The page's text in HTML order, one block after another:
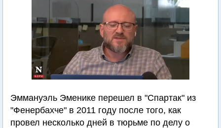
Эммануэль Эменике перешел в "Спартак" из
"Фенербахче" в 2011 году после того, как
провел несколько дней в тюрьме по делу о